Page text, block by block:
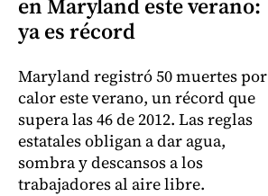
ya es récord
Maryland registró 50 muertes por
calor este verano, un récord que
supera las 46 de 2012. Las reglas
estatales obligan a dar agua,
sombra y descansos a los
trabajadores al aire libre.